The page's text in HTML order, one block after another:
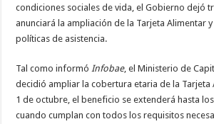
condiciones sociales de vida, el Gobierno dejó
anunciará la ampliación de la Tarjeta Alimentar
políticas de asistencia.
Tal como informó Infobae, el Ministerio de
decidió ampliar la cobertura etaria de la Tarjeta
1 de octubre, el beneficio se extenderá hasta
cuando cumplan con todos los requisitos